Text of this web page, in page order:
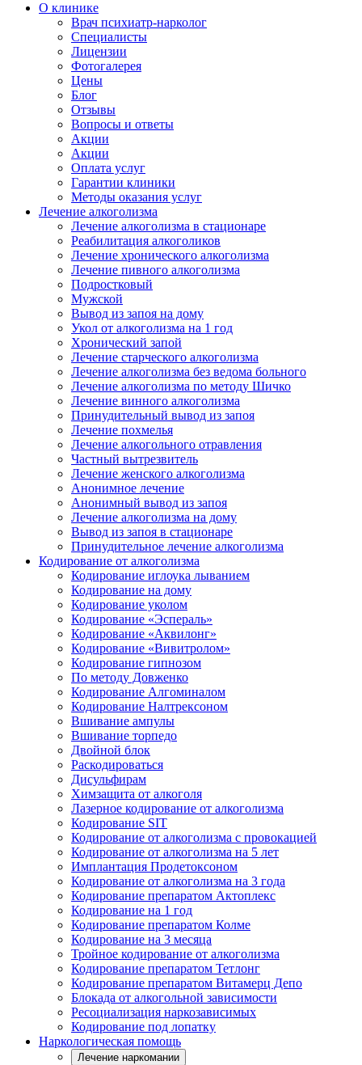
О клинике
Врач психиатр-нарколог
Специалисты
Лицензии
Фотогалерея
Цены
Блог
Отзывы
Вопросы и ответы
Акции
Акции
Оплата услуг
Гарантии клиники
Методы оказания услуг
Лечение алкоголизма
Лечение алкоголизма в стационаре
Реабилитация алкоголиков
Лечение хронического алкоголизма
Лечение пивного алкоголизма
Подростковый
Мужской
Вывод из запоя на дому
Укол от алкоголизма на 1 год
Хронический запой
Лечение старческого алкоголизма
Лечение алкоголизма без ведома больного
Лечение алкоголизма по методу Шичко
Лечение винного алкоголизма
Принудительный вывод из запоя
Лечение похмелья
Лечение алкогольного отравления
Частный вытрезвитель
Лечение женского алкоголизма
Анонимное лечение
Анонимный вывод из запоя
Лечение алкоголизма на дому
Вывод из запоя в стационаре
Принудительное лечение алкоголизма
Кодирование от алкоголизма
Кодирование иглоука лыванием
Кодирование на дому
Кодирование уколом
Кодирование «Эспераль»
Кодирование «Аквилонг»
Кодирование «Вивитролом»
Кодирование гипнозом
По методу Довженко
Кодирование Алгоминалом
Кодирование Налтрексоном
Вшивание ампулы
Вшивание торпедо
Двойной блок
Раскодироваться
Дисульфирам
Химзащита от алкоголя
Лазерное кодирование от алкоголизма
Кодирование SIT
Кодирование от алкоголизма с провокацией
Кодирование от алкоголизма на 5 лет
Имплантация Продетоксоном
Кодирование от алкоголизма на 3 года
Кодирование препаратом Актоплекс
Кодирование на 1 год
Кодирование препаратом Колме
Кодирование на 3 месяца
Тройное кодирование от алкоголизма
Кодирование препаратом Тетлонг
Кодирование препаратом Витамерц Депо
Блокада от алкогольной зависимости
Ресоциализация наркозависимых
Кодирование под лопатку
Наркологическая помощь
Лечение наркомании